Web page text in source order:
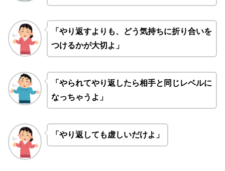
「やり返すよりも、どう気持ちに折り合いを
つけるかが大切よ」
「やられてやり返したら相手と同じレベルに
なっちゃうよ」
「やり返しても虚しいだけよ」